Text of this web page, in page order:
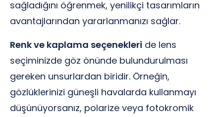
sağladığını öğrenmek, yenilikçi tasarımların
avantajlarından yararlanmanızı sağlar.
Renk ve kaplama seçenekleri de lens
seçiminizde göz önünde bulundurulması
gereken unsurlardan biridir. Örneğin,
gözlüklerinizi güneşli havalarda kullanmayı
düşünüyorsanız, polarize veya fotokromik